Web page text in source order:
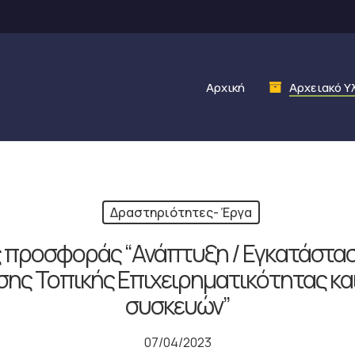
Αρχική Αρχειακό
Δραστηριότητες- Έργα
“Ανάπτυξη /
Τοπικής Επιχειρηματικότητας
συσκευών”
07/04/2023